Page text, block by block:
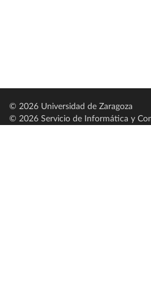
© 2026 Universidad de Zaragoza
© 2026 Servicio de Informática y